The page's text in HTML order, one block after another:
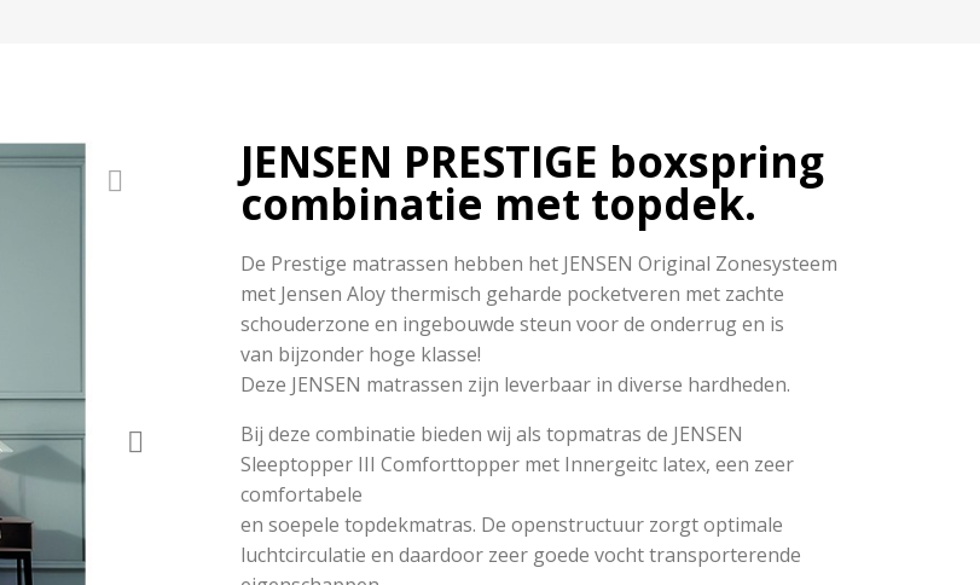
JENSEN PRESTIGE boxspring
combinatie met topdek.
De Prestige matrassen hebben het JENSEN Original Zonesysteem
met Jensen Aloy thermisch geharde pocketveren met zachte
schouderzone en ingebouwde steun voor de onderrug en is
van bijzonder hoge klasse!
Deze JENSEN matrassen zijn leverbaar in diverse hardheden.
Bij deze combinatie bieden wij als topmatras de JENSEN
Sleeptopper III Comforttopper met Innergeitc latex, een zeer
comfortabele
en soepele topdekmatras. De openstructuur zorgt optimale
luchtcirculatie en daardoor zeer goede vocht transporterende